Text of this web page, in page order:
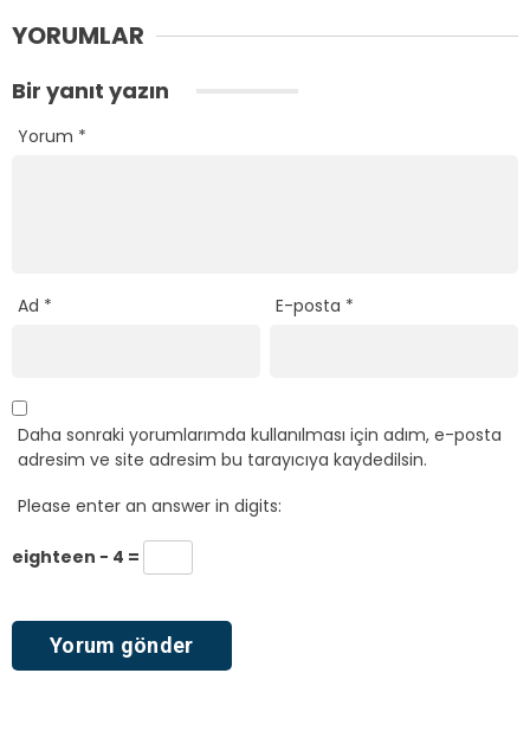
YORUMLAR
Bir yanıt yazın
Yorum *
Ad * E-posta *
Daha sonraki yorumlarımda kullanılması için adım, e-posta
adresim ve site adresim bu tarayıcıya kaydedilsin.
Please enter an answer in digits:
eighteen − 4 =